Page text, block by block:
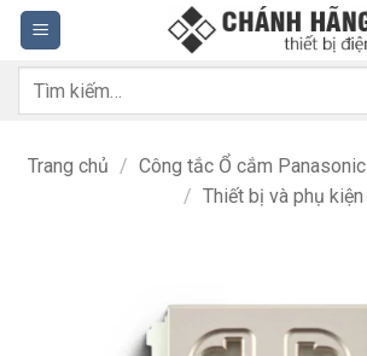
Bỏ
qua
nội
dung
Tìm
Trang chủ / Công tắc Ổ cắm Panasonic
/ Thiết bị và phụ kiện